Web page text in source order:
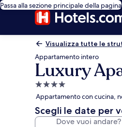
Passa alla sezione principale della pagina
Visualizza tutte le
Appartamento intero
Luxury
Struttura
a
4.0
stelle
Appartamento con cucina,
Scegli le date per
Dove vuoi andare?